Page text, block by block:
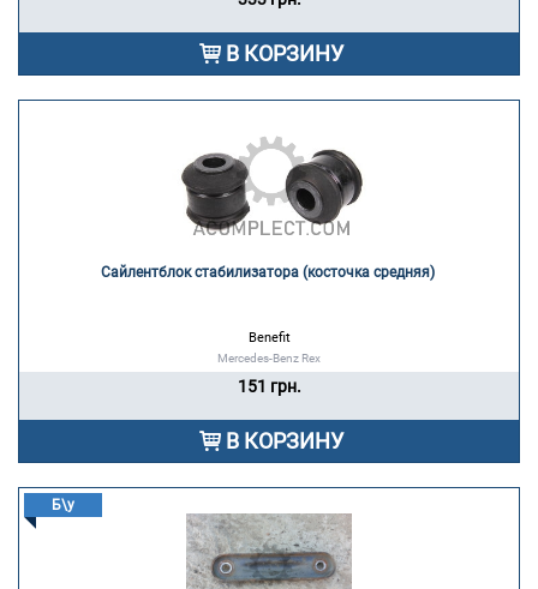
В КОРЗИНУ
Сайлентблок стабилизатора (косточка средняя)
Benefit
Mercedes-Benz Rex
151 грн.
В КОРЗИНУ
Б\у